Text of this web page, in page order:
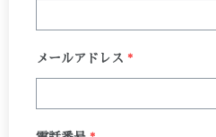
メールアドレス *